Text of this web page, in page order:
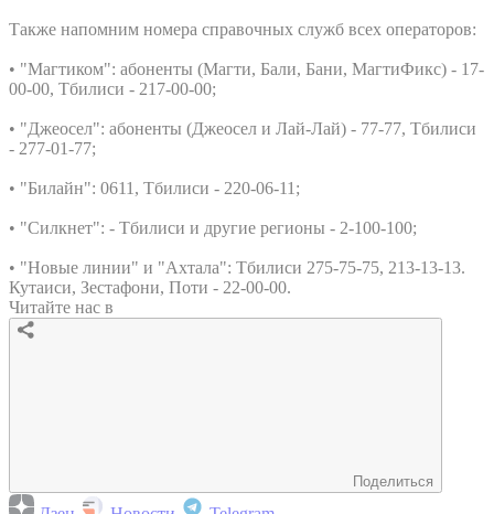
Также напомним номера справочных служб всех операторов:
• "Магтиком": абоненты (Магти, Бали, Бани, МагтиФикс) - 17-
00-00, Тбилиси - 217-00-00;
• "Джеосел": абоненты (Джеосел и Лай-Лай) - 77-77, Тбилиси
- 277-01-77;
• "Билайн": 0611, Тбилиси - 220-06-11;
• "Силкнет": - Тбилиси и другие регионы - 2-100-100;
• "Новые линии" и "Ахтала": Тбилиси 275-75-75, 213-13-13.
Кутаиси, Зестафони, Поти - 22-00-00.
Читайте нас в
Поделиться